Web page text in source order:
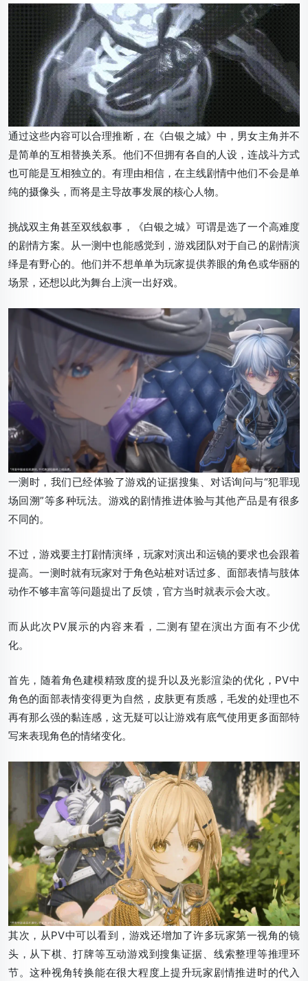
通过这些内容可以合理推断，在《白银之城》中，男女主角并不
是简单的互相替换关系。他们不但拥有各自的人设，连战斗方式
也可能是互相独立的。有理由相信，在主线剧情中他们不会是单
纯的摄像头，而将是主导故事发展的核心人物。
挑战双主角甚至双线叙事，《白银之城》可谓是选了一个高难度
的剧情方案。从一测中也能感觉到，游戏团队对于自己的剧情演
绎是有野心的。他们并不想单单为玩家提供养眼的角色或华丽的
场景，还想以此为舞台上演一出好戏。
一测时，我们已经体验了游戏的证据搜集、对话询问与“犯罪现
场回溯”等多种玩法。游戏的剧情推进体验与其他产品是有很多
不同的。
不过，游戏要主打剧情演绎，玩家对演出和运镜的要求也会跟着
提高。一测时就有玩家对于角色站桩对话过多、面部表情与肢体
动作不够丰富等问题提出了反馈，官方当时就表示会大改。
而从此次PV展示的内容来看，二测有望在演出方面有不少优
化。
首先，随着角色建模精致度的提升以及光影渲染的优化，PV中
角色的面部表情变得更为自然，皮肤更有质感，毛发的处理也不
再有那么强的黏连感，这无疑可以让游戏有底气使用更多面部特
写来表现角色的情绪变化。
其次，从PV中可以看到，游戏还增加了许多玩家第一视角的镜
头，从下棋、打牌等互动游戏到搜集证据、线索整理等推理环
节。这种视角转换能在很大程度上提升玩家剧情推进时的代入